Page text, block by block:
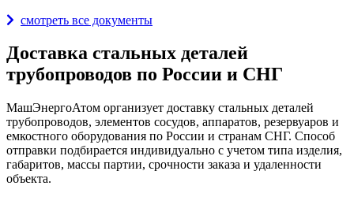
смотреть все документы
Доставка стальных деталей
трубопроводов по России и СНГ
МашЭнергоАтом организует доставку стальных деталей
трубопроводов, элементов сосудов, аппаратов, резервуаров и
емкостного оборудования по России и странам СНГ. Способ
отправки подбирается индивидуально с учетом типа изделия,
габаритов, массы партии, срочности заказа и удаленности
объекта.